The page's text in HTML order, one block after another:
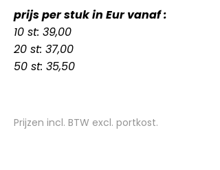
prijs per stuk in Eur vanaf :
10 st: 39,00
20 st: 37,00
50 st: 35,50
Prijzen incl. BTW excl. portkost.